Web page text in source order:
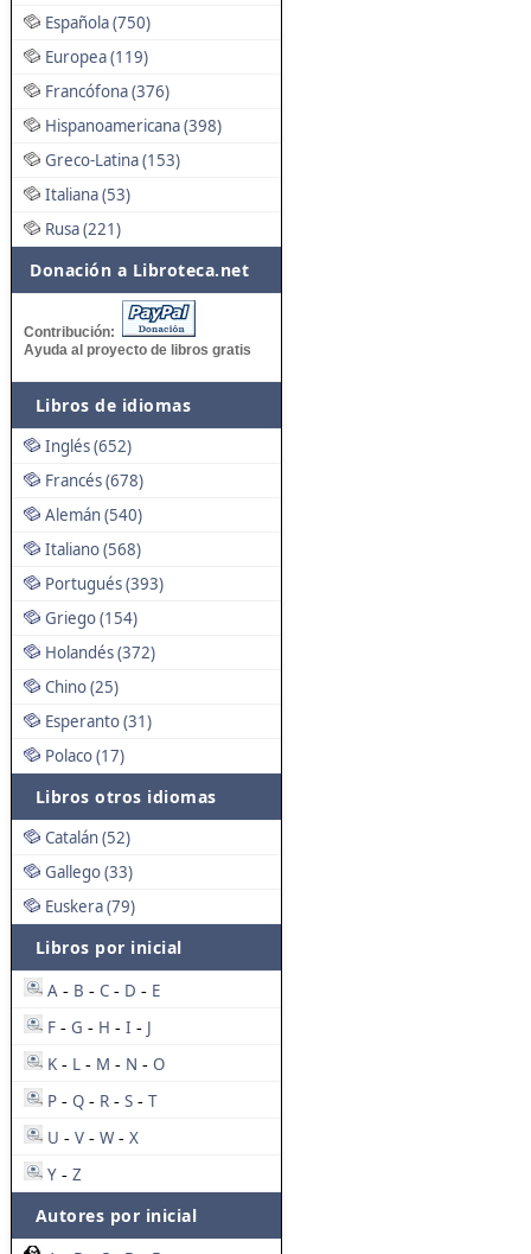
Española (750)
Europea (119)
Francófona (376)
Hispanoamericana (398)
Greco-Latina (153)
Italiana (53)
Rusa (221)
Donación a Libroteca.net
Contribución:
Ayuda al proyecto de libros gratis
Libros de idiomas
Inglés (652)
Francés (678)
Alemán (540)
Italiano (568)
Portugués (393)
Griego (154)
Holandés (372)
Chino (25)
Esperanto (31)
Polaco (17)
Libros otros idiomas
Catalán (52)
Gallego (33)
Euskera (79)
Libros por inicial
A - B - C - D - E
F - G - H - I - J
K - L - M - N - O
P - Q - R - S - T
U - V - W - X
Y - Z
Autores por inicial